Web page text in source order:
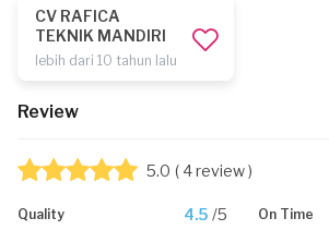
CV RAFICA
TEKNIK MANDIRI
lebih dari 10 tahun lalu
Review
5.0 ( 4 review )
Quality 4.5 /5 On Time